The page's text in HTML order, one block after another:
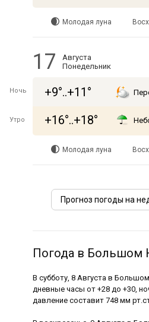
Молодая луна
17
Августа
Понедельник
Ночь +9°..+11°
Утро +16°..+18°
Молодая луна
Прогноз погоды на
Погода в Большом
В субботу, 8 Августа в
дневные часы от +28 до +30,
давление составит 748 мм